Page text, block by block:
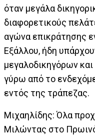
όταν μεγάλα
διαφορετικούς
αγώνα επικράτησης
Εξάλλου, ήδη
μεγαλοδικηγόρων
γύρω από το
εντός της τράπεζας.
Μιχαηλίδης: Όλα
Μιλώντας στο